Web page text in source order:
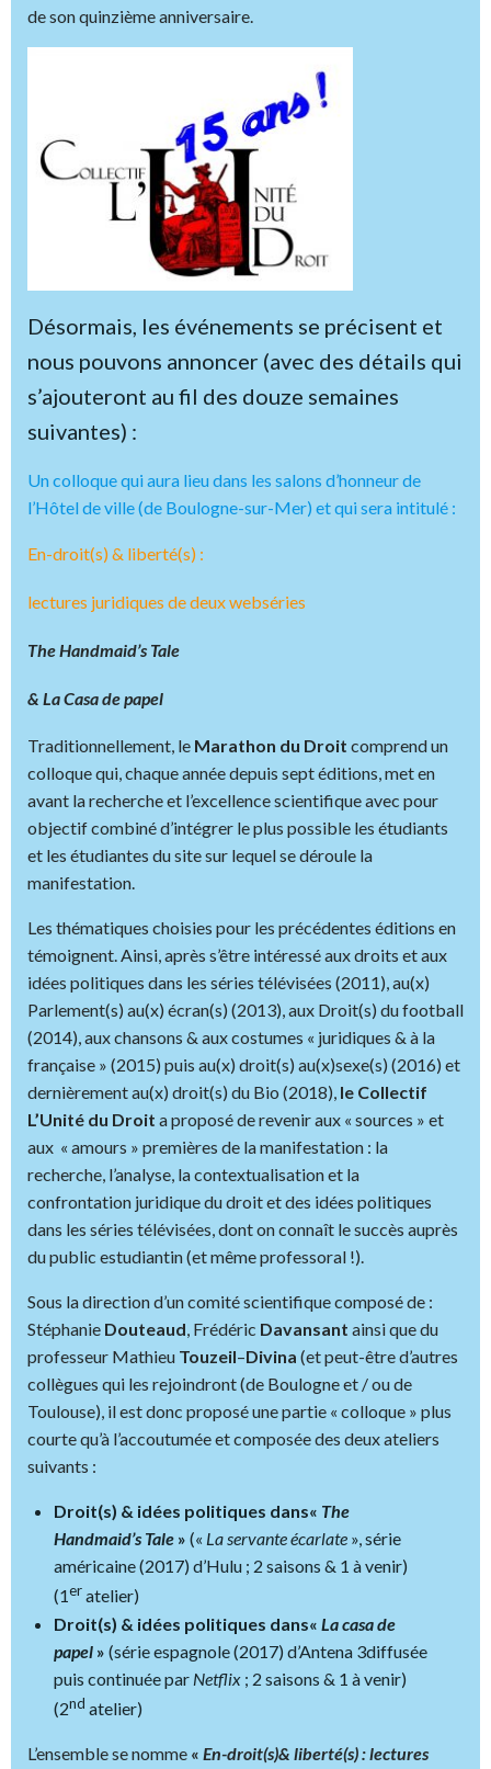
de son quinzième anniversaire.
Désormais, les événements se précisent et
nous pouvons annoncer (avec des détails qui
s’ajouteront au fil des douze semaines
suivantes) :
Un colloque qui aura lieu dans les salons d’honneur de
l’Hôtel de ville (de Boulogne-sur-Mer) et qui sera intitulé :
En-droit(s) & liberté(s) :
lectures juridiques de deux webséries
The Handmaid’s Tale
& La Casa de papel
Traditionnellement, le Marathon du Droit comprend un
colloque qui, chaque année depuis sept éditions, met en
avant la recherche et l’excellence scientifique avec pour
objectif combiné d’intégrer le plus possible les étudiants
et les étudiantes du site sur lequel se déroule la
manifestation.
Les thématiques choisies pour les précédentes éditions en
témoignent. Ainsi, après s’être intéressé aux droits et aux
idées politiques dans les séries télévisées (2011), au(x)
Parlement(s) au(x) écran(s) (2013), aux Droit(s) du football
(2014), aux chansons & aux costumes « juridiques & à la
française » (2015) puis au(x) droit(s) au(x)sexe(s) (2016) et
dernièrement au(x) droit(s) du Bio (2018), le Collectif
L’Unité du Droit a proposé de revenir aux « sources » et
aux « amours » premières de la manifestation : la
recherche, l’analyse, la contextualisation et la
confrontation juridique du droit et des idées politiques
dans les séries télévisées, dont on connaît le succès auprès
du public estudiantin (et même professoral !).
Sous la direction d’un comité scientifique composé de :
Stéphanie Douteaud, Frédéric Davansant ainsi que du
professeur Mathieu Touzeil–Divina (et peut-être d’autres
collègues qui les rejoindront (de Boulogne et / ou de
Toulouse), il est donc proposé une partie « colloque » plus
courte qu’à l’accoutumée etcomposée des deux ateliers
suivants :
Droit(s) & idées politiques dans« The
Handmaid’s Tale » (« La servante écarlate », série
américaine (2017) d’Hulu ; 2 saisons & 1 à venir)
(1eratelier)
Droit(s) & idées politiques dans« La casa de
papel » (série espagnole (2017) d’Antena 3diffusée
puis continuée par Netflix ; 2 saisons & 1 à venir)
(2nd atelier)
L’ensemble se nomme « En-droit(s)& liberté(s) : lectures